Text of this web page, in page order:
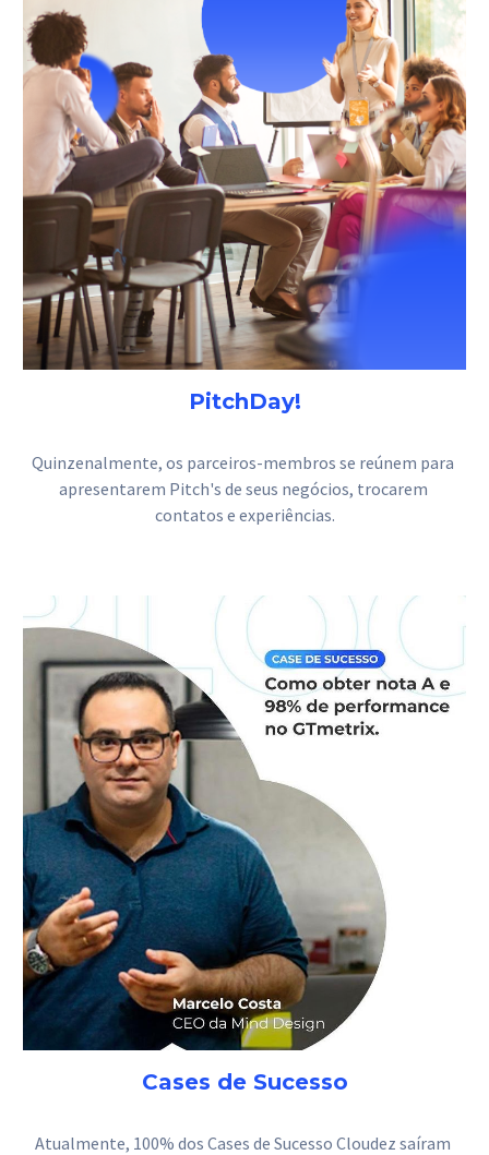
PitchDay!
Quinzenalmente, os parceiros-membros se reúnem para
apresentarem Pitch's de seus negócios, trocarem
contatos e experiências.
Cases de Sucesso
Atualmente, 100% dos Cases de Sucesso Cloudez saíram